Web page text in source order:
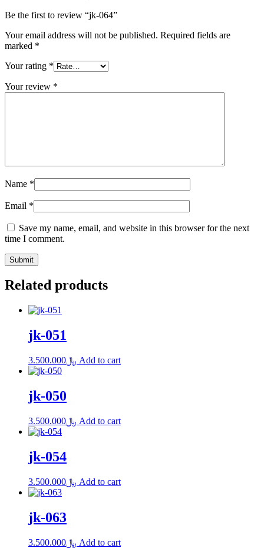
Be the first to review “jk-064”
Your email address will not be published. Required fields are
marked *
Your rating *
Your review *
Name *
Email *
Save my name, email, and website in this browser for the next
time I comment.
Related products
jk-051
﷼3.500.000 Add to cart
jk-050
﷼3.500.000 Add to cart
jk-054
﷼3.500.000 Add to cart
jk-063
﷼3.500.000 Add to cart